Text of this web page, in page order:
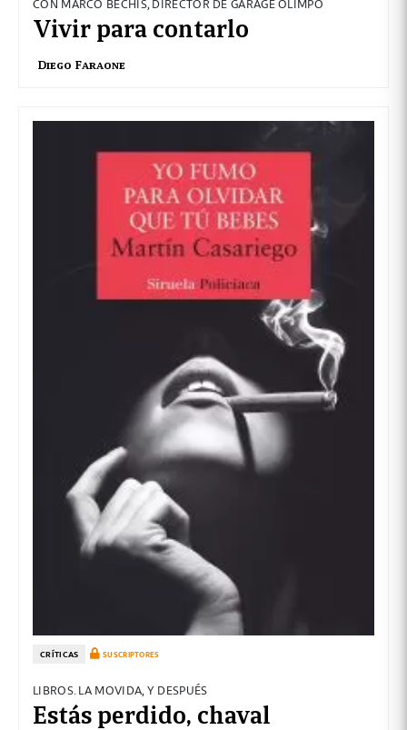
Vivir para contarlo
Diego Faraone
CRÍTICAS SUSCRIPTORES
LIBROS. LA MOVIDA, Y DESPUÉS
Estás perdido, chaval